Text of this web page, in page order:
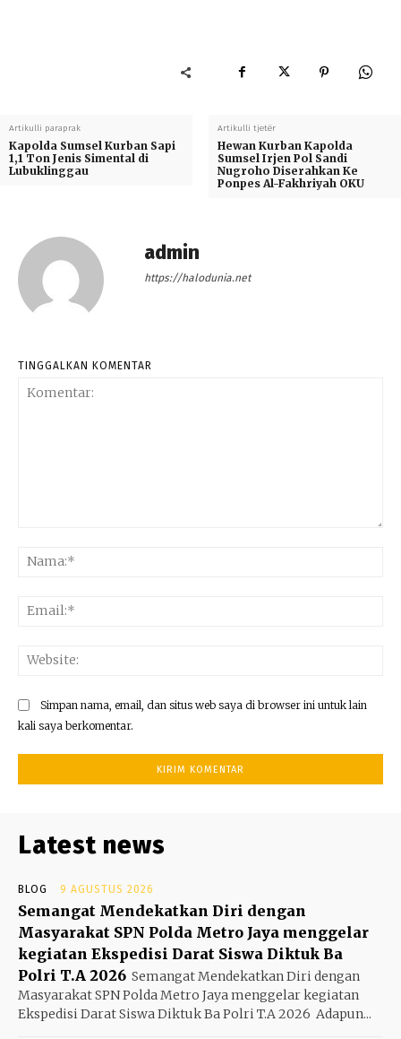
Artikulli paraprak
Kapolda Sumsel Kurban Sapi
1,1 Ton Jenis Simental di
Lubuklinggau
Artikulli tjetër
Hewan Kurban Kapolda
Sumsel Irjen Pol Sandi
Nugroho Diserahkan Ke
Ponpes Al-Fakhriyah OKU
admin
https://halodunia.net
TINGGALKAN KOMENTAR
Simpan nama, email, dan situs web saya di browser ini untuk lain
kali saya berkomentar.
Latest news
BLOG 9 AGUSTUS 2026
Semangat Mendekatkan Diri dengan
Masyarakat SPN Polda Metro Jaya menggelar
kegiatan Ekspedisi Darat Siswa Diktuk Ba
Polri T.A 2026 Semangat Mendekatkan Diri dengan
Masyarakat SPN Polda Metro Jaya menggelar kegiatan
Ekspedisi Darat Siswa Diktuk Ba Polri T.A 2026 ‎ ‎Adapun...